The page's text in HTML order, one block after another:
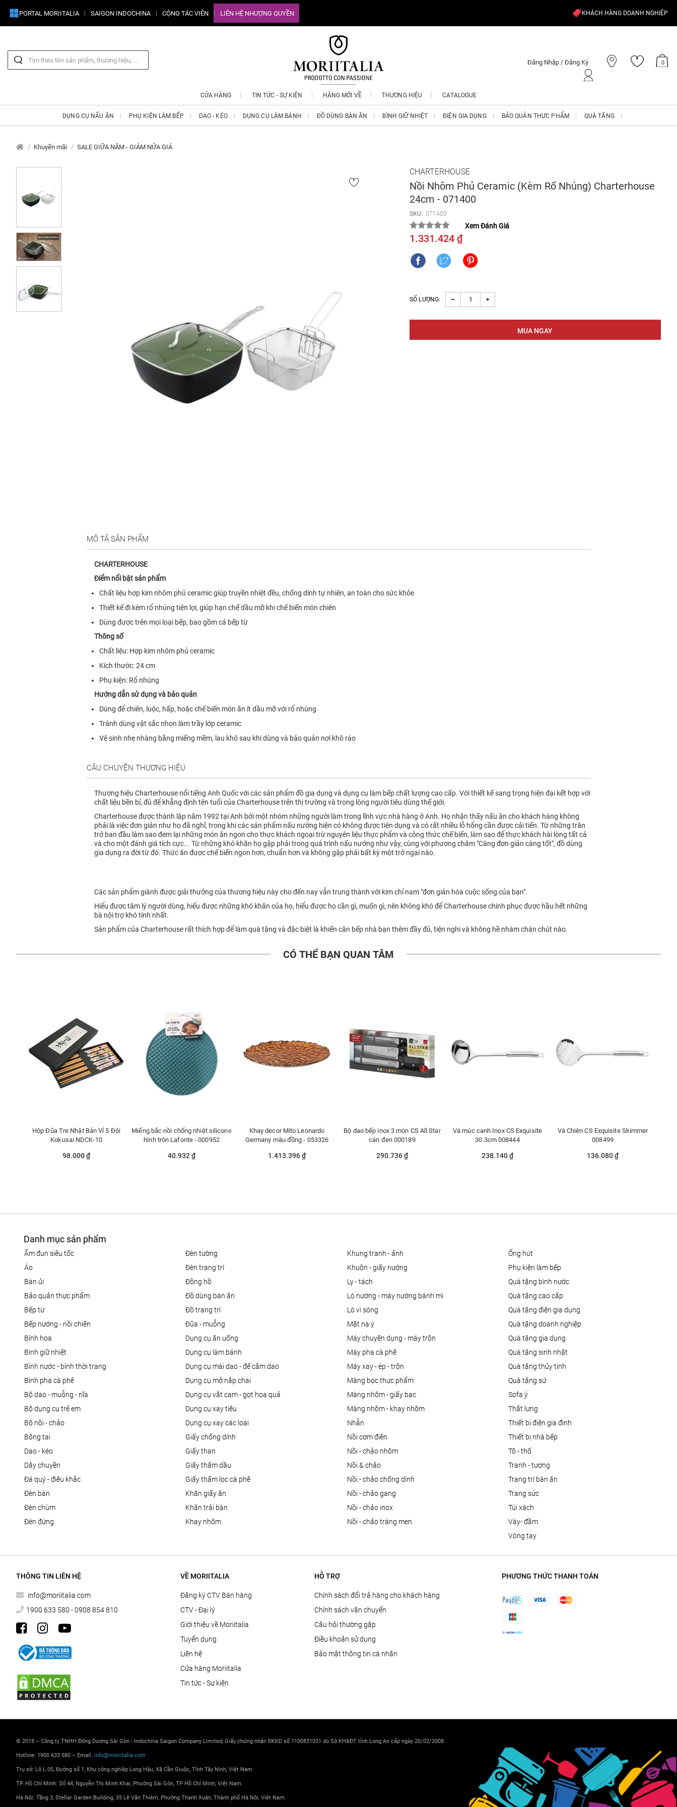
PORTAL MORIITALIA SAIGON INDOCHINA CỘNG TÁC VIÊN LIÊN HỆ NHƯỢNG QUYỀN KHÁCH HÀNG DOANH NGHIỆP
Đăng Nhập / Đăng Ký 0
CỬA HÀNG TIN TỨC - SỰ KIỆN HÀNG MỚI VỀ THƯƠNG HIỆU CATALOGUE
DỤNG CỤ NẤU ĂN PHỤ KIỆN LÀM BẾP DAO - KÉO DỤNG CỤ LÀM BÁNH ĐỒ DÙNG BÀN ĂN BÌNH GIỮ NHIỆT ĐIỆN GIA DỤNG BẢO QUẢN THỰC PHẨM QUÀ TẶNG
Khuyến mãi SALE GIỮA NĂM - GIẢM NỬA GIÁ
CHARTERHOUSE
Nồi Nhôm Phủ Ceramic (kèm Rổ Nhúng) Charterhouse
24cm - 071400
SKU: 071400
Xem Đánh Giá
1.331.424 ₫
SỐ LƯỢNG:
MÔ TẢ SẢN PHẨM
CHARTERHOUSE
Điểm nổi bật sản phẩm
Chất liệu hợp kim nhôm phủ ceramic giúp truyền nhiệt đều, chống dính tự nhiên, an toàn cho sức khỏe
Thiết kế đi kèm rổ nhúng tiện lợi, giúp hạn chế dầu mỡ khi chế biến món chiên
Dùng được trên mọi loại bếp, bao gồm cả bếp từ
Thông số
Chất liệu: Hợp kim nhôm phủ ceramic
Kích thước: 24 cm
Phụ kiện: Rổ nhúng
Hướng dẫn sử dụng và bảo quản
Dùng để chiên, luộc, hấp, hoặc chế biến món ăn ít dầu mỡ với rổ nhúng
Tránh dùng vật sắc nhọn làm trầy lớp ceramic
Vệ sinh nhẹ nhàng bằng miếng mềm, lau khô sau khi dùng và bảo quản nơi khô ráo
CÂU CHUYỆN THƯƠNG HIỆU
Thương hiệu Charterhouse nổi tiếng Anh Quốc với các sản phẩm đồ gia dụng và dụng cụ làm bếp chất lượng cao cấp. Với thiết kế sang trọng hiện đại kết hợp với
chất liệu bền bỉ, đủ để khẳng định tên tuổi của Charterhouse trên thị trường và trong lòng người tiêu dùng thế giới.
Charterhouse được thành lập năm 1992 tại Anh bởi một nhóm những người làm trong lĩnh vực nhà hàng ở Anh. Họ nhận thấy nấu ăn cho khách hàng không
phải là việc đơn giản như họ đã nghĩ, trong khi các sản phẩm nấu nướng hiện có không được tiện dụng và có rất nhiều lỗ hổng cần được cải tiến. Từ những trăn
trở ban đầu làm sao đem lại những món ăn ngon cho thực khách ngoại trừ nguyên liệu thực phẩm và công thức chế biến, làm sao để thực khách hài lòng tất cả
và cho một đánh giá tích cực... Từ những khó khăn họ gặp phải trong quá trình nấu nướng như vậy, cùng với phương châm "Càng đơn giản càng tốt", đồ dùng
gia dụng ra đời từ đó. Thức ăn được chế biến ngon hơn, chuẩn hơn và không gặp phải bất kỳ một trở ngại nào.
Các sản phẩm giành được giải thưởng của thương hiệu này cho đến nay vẫn trung thành với kim chỉ nam "đơn giản hóa cuộc sống của bạn".
Hiểu được tâm lý người dùng, hiểu được những khó khăn của họ, hiểu được họ cần gì, muốn gì, nên không khó để Charterhouse chinh phục được hầu hết những
bà nội trợ khó tính nhất.
Sản phẩm của Charterhouse rất thích hợp để làm quà tặng và đặc biệt là khiến căn bếp nhà bạn thêm đầy đủ, tiện nghi và không hề nhàm chán chút nào.
CÓ THỂ BẠN QUAN TÂM
Hộp Đũa Tre Nhật Bản Vỉ 5 Đôi
Kokusai NDCK-10
98.000 ₫
Miếng bắc nồi chống nhiệt silicone
hình tròn Lafonte - 000952
40.932 ₫
Khay decor Mito Leonardo
Germany màu đồng - 053326
1.413.396 ₫
Bộ dao bếp inox 3 món CS All Star
cán đen 000189
290.736 ₫
Vá múc canh Inox CS Exquisite
30.3cm 008444
238.140 ₫
Vá Chiên CS Exquisite Skimmer
008499
136.080 ₫
Danh mục sản phẩm
ấm đun siêu tốc
áo
bàn ủi
bảo quản thực phẩm
bếp từ
bếp nướng - nồi chiên
bình hoa
bình giữ nhiệt
bình nước - bình thời trang
bình pha cà phê
bộ dao - muỗng - nĩa
bộ dụng cụ trẻ em
bộ nồi - chảo
bông tai
dao - kéo
dây chuyền
đá quý - điêu khắc
đèn bàn
đèn chùm
đèn đứng
đèn tường
đèn trang trí
đồng hồ
đồ dùng bàn ăn
đồ trang trí
đũa - muỗng
dụng cụ ăn uống
dụng cụ làm bánh
dụng cụ mài dao - đế cắm dao
dụng cụ mở nắp chai
dụng cụ vắt cam - gọt hoa quả
dụng cụ xay tiêu
dụng cụ xay các loại
giấy chống dính
giấy than
giấy thấm dầu
giấy thấm lọc cà phê
khăn giấy ăn
khăn trải bàn
khay nhôm
khung tranh - ảnh
khuôn - giấy nướng
ly - tách
lò nướng - máy nướng bánh mì
lò vi sóng
mặt nạ ý
máy chuyên dụng - máy trộn
máy pha cà phê
máy xay - ép - trộn
màng bọc thực phẩm
màng nhôm - giấy bạc
màng nhôm - khay nhôm
nhẫn
nồi cơm điện
nồi - chảo nhôm
nồi & chảo
nồi - chảo chống dính
nồi - chảo gang
nồi - chảo inox
nồi - chảo tráng men
ống hút
phụ kiện làm bếp
quà tặng bình nước
quà tặng cao cấp
quà tặng điện gia dụng
quà tặng doanh nghiệp
quà tặng gia dụng
quà tặng sinh nhật
quà tặng thủy tinh
quà tặng sứ
sofa ý
thắt lưng
thiết bị điện gia đình
thiết bị nhà bếp
tô - thố
tranh - tượng
trang trí bàn ăn
trang sức
túi xách
váy- đầm
vòng tay
THÔNG TIN LIÊN HỆ
info@moriitalia.com
1900 633 580 - 0908 854 810
VỀ MORIITALIA
Đăng ký CTV Bán hàng
CTV - Đại lý
Giới thiệu về Moriitalia
Tuyển dụng
Liên hệ
Cửa hàng Moriitalia
Tin tức - Sự kiện
HỖ TRỢ
Chính sách đổi trả hàng cho khách hàng
Chính sách vận chuyển
Câu hỏi thường gặp
Điều khoản sử dụng
Bảo mật thông tin cá nhân
PHƯƠNG THỨC THANH TOÁN
© 2018 – Công ty TNHH Đông Dương Sài Gòn - Indochina Saigon Company Limited; Giấy chứng nhận ĐKKD số 1100831031 do Sở KH&ĐT tỉnh Long An cấp ngày 20/02/2008
Hotline: 1900 633 580 – Email: info@moriitalia.com
Trụ sở: Lô L.05, Đường số 1, Khu công nghiệp Long Hậu, Xã Cần Giuộc, Tỉnh Tây Ninh, Việt Nam
TP. Hồ Chí Minh: Số 44, Nguyễn Thị Minh Khai, Phường Sài Gòn, TP Hồ Chí Minh, Việt Nam.
Hà Nội: Tầng 3, Stellar Garden Building, 35 Lê Văn Thiêm, Phường Thanh Xuân, Thành phố Hà Nội, Việt Nam.